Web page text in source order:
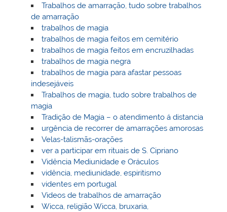
Trabalhos de amarração, tudo sobre trabalhos
de amarração
trabalhos de magia
trabalhos de magia feitos em cemitério
trabalhos de magia feitos em encruzilhadas
trabalhos de magia negra
trabalhos de magia para afastar pessoas
indesejáveis
Trabalhos de magia, tudo sobre trabalhos de
magia
Tradição de Magia – o atendimento á distancia
urgência de recorrer de amarrações amorosas
Velas-talismãs-orações
ver a participar em rituais de S. Cipriano
Vidência Mediunidade e Oráculos
vidência, mediunidade, espiritismo
videntes em portugal
Videos de trabalhos de amarração
Wicca, religião Wicca, bruxaria,